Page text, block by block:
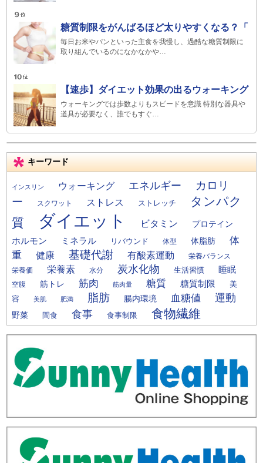
糖質制限をがんばるほど太りやすくなる？「
毎日お米やパンといった主食を我慢し、過酷な糖質制限に
取り組んでいるのになかなかや…
【速歩】ダイエット効果の出るウォーキング
ウォーキングでは歩数よりもスピードを意識 特別な器具や
道具が必要なく、誰でもすぐ…
キーワード
インスリン ウォーキング エネルギー
カロリ
ー
スクワット ストレス ストレッチ
タンパク
質
ダイエット ビタミン プロテイン
ホルモン ミネラル リバウンド 体型 体脂肪
体
重
健康 基礎代謝 有酸素運動 栄養バランス
栄養価 栄養素 水分 炭水化物 生活習慣 睡眠
空腹 筋トレ 筋肉 筋肉量 糖質 糖質制限
美
容
美肌 肥満 脂肪 腸内環境 血糖値 運動
野菜 間食 食事 食事制限 食物繊維